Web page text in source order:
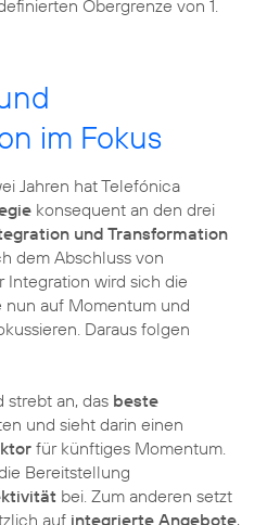
Obergrenze von 1.
im Fokus
Jahren hat Telefónica
konsequent an den drei
und Transformation
dem Abschluss von
Integration wird sich die
nun auf Momentum und
Daraus folgen
strebt an, das beste
und sieht darin einen
für künftiges Momentum.
Bereitstellung
bei. Zum anderen setzt
auf integrierte Angebote,